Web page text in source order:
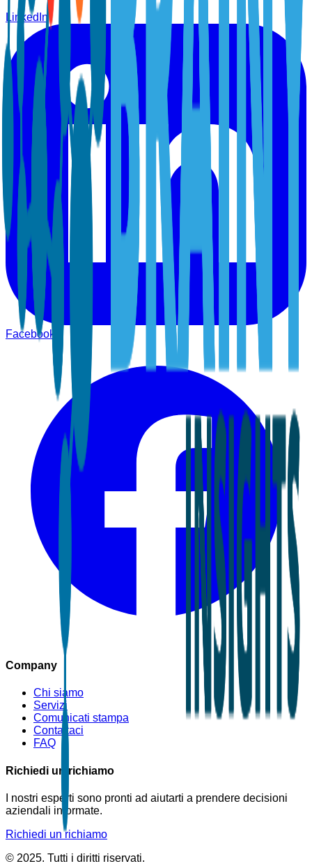
LinkedIn
Facebook
Company
Chi siamo
Servizi
Comunicati stampa
Contattaci
FAQ
Richiedi un richiamo
I nostri esperti sono pronti ad aiutarti a prendere decisioni
aziendali informate.
Richiedi un richiamo
© 2025. Tutti i diritti riservati.